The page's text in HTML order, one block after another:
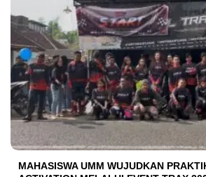
MAHASISWA UMM WUJUDKAN